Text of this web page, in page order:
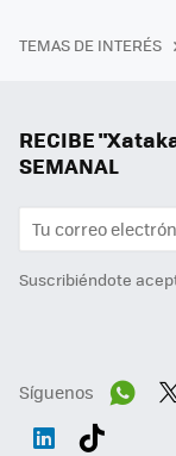
TEMAS DE INTERÉS
RECIBE
SEMANAL
Suscribiéndote
Síguenos